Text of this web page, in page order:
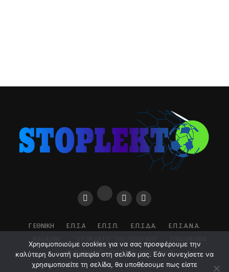
Γ ΕΘΝΙΚΉ Ε.Π.Σ.Α Ε.Π.Σ.Π. Ε.Π.Σ.Δ.Α.
Ε.Π.Σ.Α.Ν.Α.
ΌΡΟΙ ΧΡΉΣΗΣ – ΠΟΛΙΤΙΚΉ ΑΠΟΡΡΉΤΟΥ
Χρησιμοποιούμε cookies για να σας προσφέρουμε την
καλύτερη δυνατή εμπειρία στη σελίδα μας. Εάν συνεχίσετε να
χρησιμοποιείτε τη σελίδα, θα υποθέσουμε πως είστε